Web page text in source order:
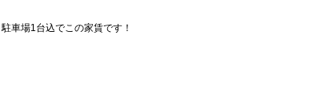
車場1台込でこの家賃です！